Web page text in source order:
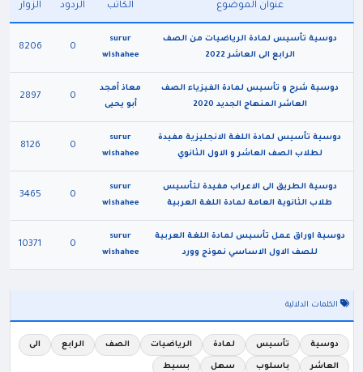
عنوان الموضوع الكاتب الردود الزوار
دوسية تأسيس لمادة الرياضيات من الصف
الرابع الى العاشر 2022
surur
wishahee
0
8206
دوسية شرح و تأسيس لمادة الفيزياء الصف
العاشر المنهاج الجديد 2020
معاذ أمجد
أبو يحيى
0
2897
دوسية تأسيس لمادة اللغة الانجليزية مفيدة
لطلاب الصف العاشر و الاول الثانوي
surur
wishahee
0
8126
دوسية الطريق الى الاعراب مفيدة لتأسيس
طلاب الثانوية العامة لمادة اللغة العربية
surur
wishahee
0
3465
دوسية اوراق عمل تأسيس لمادة اللغة العربية
للصف الاول الاساسي نموذج وورد
surur
wishahee
0
10371
الكلمات الدلالية
دوسية تأسيس لمادة الرياضيات الصف الرابع الى
العاشر باسلوب سهل بسيط